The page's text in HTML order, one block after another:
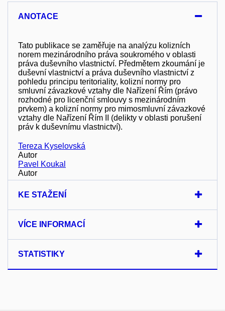
ANOTACE
Tato publikace se zaměřuje na analýzu kolizních
norem mezinárodního práva soukromého v oblasti
práva duševního vlastnictví. Předmětem zkoumání je
duševní vlastnictví a práva duševního vlastnictví z
pohledu principu teritoriality, kolizní normy pro
smluvní závazkové vztahy dle Nařízení Řím (právo
rozhodné pro licenční smlouvy s mezinárodním
prvkem) a kolizní normy pro mimosmluvní závazkové
vztahy dle Nařízení Řím II (delikty v oblasti porušení
práv k duševnímu vlastnictví).
Tereza Kyselovská
Autor
Pavel Koukal
Autor
KE STAŽENÍ
VÍCE INFORMACÍ
STATISTIKY